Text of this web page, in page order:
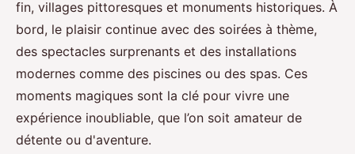
fin, villages pittoresques et monuments historiques. À
bord, le plaisir continue avec des soirées à thème,
des spectacles surprenants et des installations
modernes comme des piscines ou des spas. Ces
moments magiques sont la clé pour vivre une
expérience inoubliable, que l’on soit amateur de
détente ou d'aventure.